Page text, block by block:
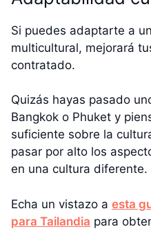
Si puedes adaptarte a
multicultural, mejorará
contratado.
Quizás hayas pasado
Bangkok o Phuket y
suficiente sobre la
pasar por alto los
en una cultura diferente.
Echa un vistazo a esta
para Tailandia para